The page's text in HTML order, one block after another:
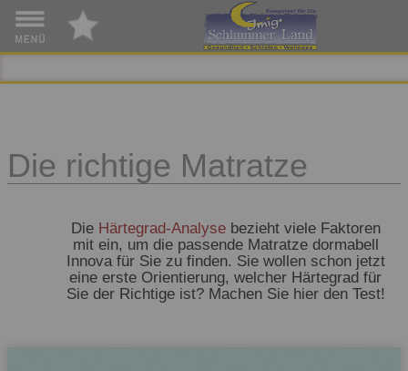
Die richtige Matratze
Die Härtegrad-Analysebezieht viele Faktoren
mit ein, um die passende Matratze dormabell
Innova für Sie zu finden. Sie wollen schon jetzt
eine erste Orientierung, welcher Härtegrad für
Sie der Richtige ist? Machen Sie hier den Test!